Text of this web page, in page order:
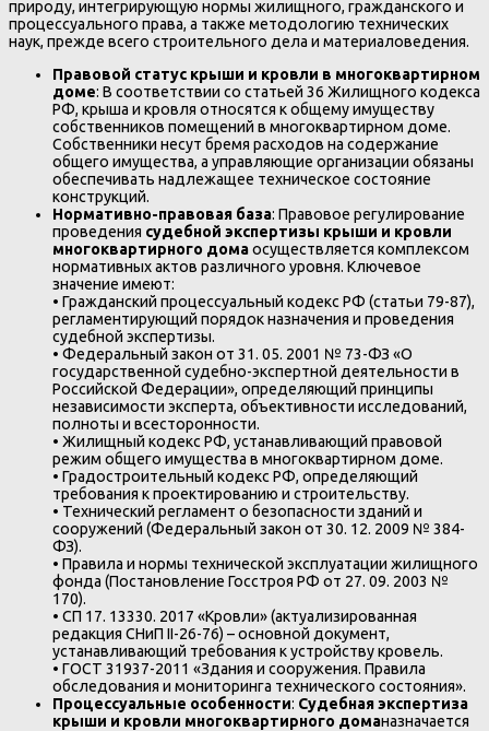
природу, интегрирующую нормы жилищного, гражданского и
процессуального права, а также методологию технических
наук, прежде всего строительного дела и материаловедения.
Правовой статус крыши и кровли в многоквартирном
доме: В соответствии со статьей 36 Жилищного кодекса
РФ, крыша и кровля относятся к общему имуществу
собственников помещений в многоквартирном доме.
Собственники несут бремя расходов на содержание
общего имущества, а управляющие организации обязаны
обеспечивать надлежащее техническое состояние
конструкций.
Нормативно-правовая база: Правовое регулирование
проведения судебной экспертизы крыши и кровли
многоквартирного домаосуществляется комплексом
нормативных актов различного уровня. Ключевое
значение имеют:
• Гражданский процессуальный кодекс РФ (статьи 79-87),
регламентирующий порядок назначения и проведения
судебной экспертизы.
• Федеральный закон от 31. 05. 2001 № 73-ФЗ «О
государственной судебно-экспертной деятельности в
Российской Федерации», определяющий принципы
независимости эксперта, объективности исследований,
полноты и всесторонности.
• Жилищный кодекс РФ, устанавливающий правовой
режим общего имущества в многоквартирном доме.
• Градостроительный кодекс РФ, определяющий
требования к проектированию и строительству.
• Технический регламент о безопасности зданий и
сооружений (Федеральный закон от 30. 12. 2009 № 384-
ФЗ).
• Правила и нормы технической эксплуатации жилищного
фонда (Постановление Госстроя РФ от 27. 09. 2003 №
170).
• СП 17. 13330. 2017 «Кровли» (актуализированная
редакция СНиП II-26-76) – основной документ,
устанавливающий требования к устройству кровель.
• ГОСТ 31937-2011 «Здания и сооружения. Правила
обследования и мониторинга технического состояния».
Процессуальные особенности: Судебная экспертиза
крыши и кровли многоквартирного доманазначается